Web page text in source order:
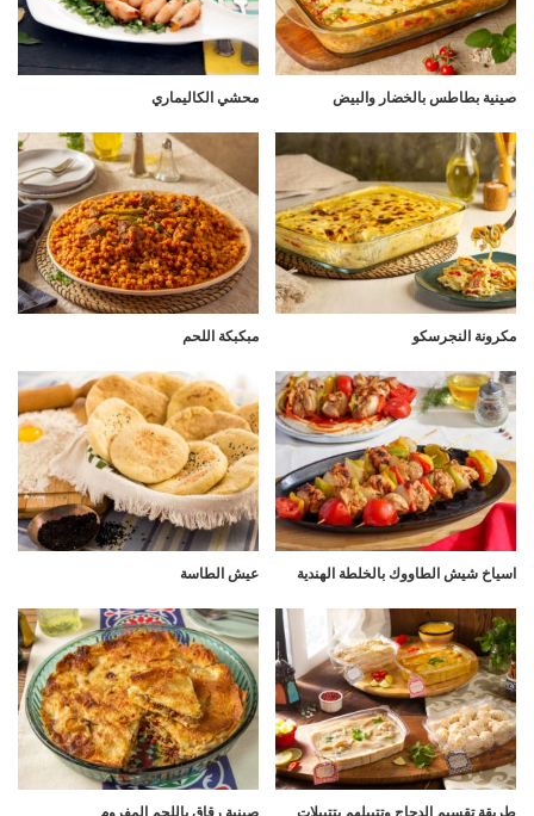
صينية بطاطس بالخضار والبيض محشي الكاليماري
مكرونة النجرسكو مبكبكة اللحم
اسياخ شيش الطاووك بالخلطة الهندية عيش الطاسة
طريقة تقسيم الدجاج وتتبيلهم بتتبيلات صينية رقاق باللحم المفروم